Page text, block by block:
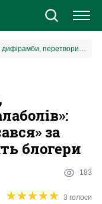
«Співали дифірамби, перетворилися на балаболів»: відомий агент «вписався» за Реброва, якого хейтять блогери
за
блогери
183
★★★★★
★★★★★ 3 голоси